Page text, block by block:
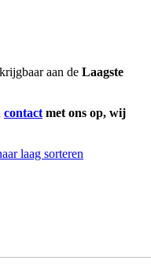
aan de Laagste
contact met ons op, wij
laag sorteren